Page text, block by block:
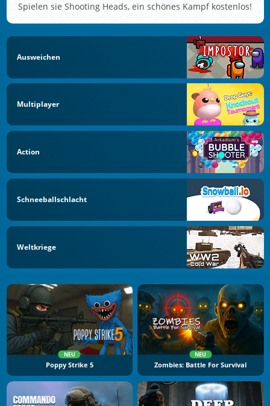
Spielen sie Shooting Heads, ein schönes Kampf kostenlos!
Ausweichen
Multiplayer
Action
Schneeballschlacht
Weltkriege
NEU
Poppy Strike 5
NEU
Zombies: Battle For Survival